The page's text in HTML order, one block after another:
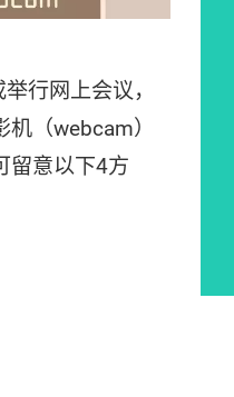
行网上会议，
（webcam）
留意以下4方